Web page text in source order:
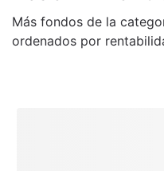
Más fondos de la
ordenados por